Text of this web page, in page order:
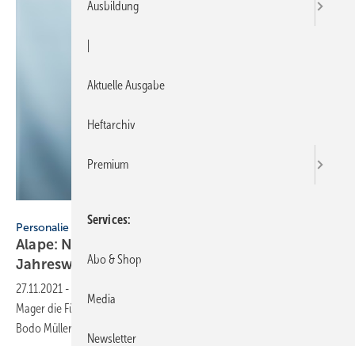
Personalie
Alape: Neuer Geschäftsführer zum
Jahreswechsel
27.11.2021 -
Mager die Führung des Goslarer Unternehmens an seinen Nachfolger
Bodo Müller vom Hofe
Ausbildung
Aktuelle Ausgabe
Heftarchiv
Premium
Services
Abo & Shop
Media
Newsletter